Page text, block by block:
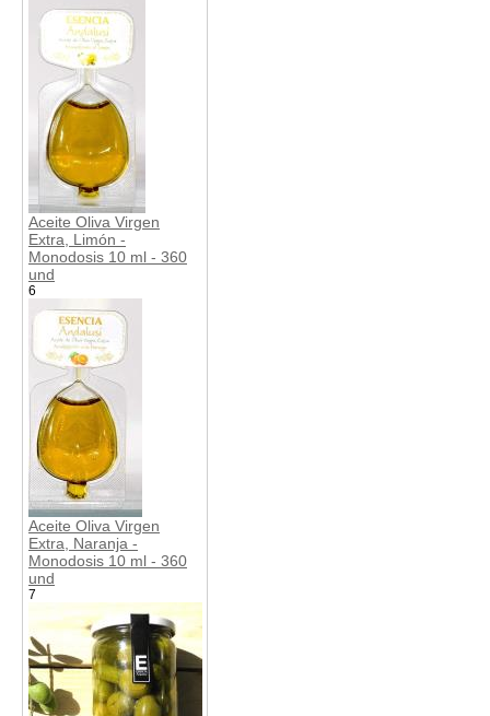
Aceite Oliva Virgen
Extra, Limón -
Monodosis 10 ml - 360
und
6
Aceite Oliva Virgen
Extra, Naranja -
Monodosis 10 ml - 360
und
7